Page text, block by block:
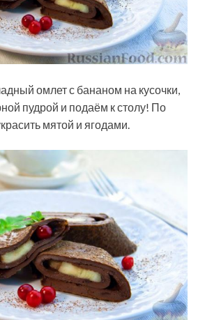
омлет с бананом на кусочки,
пудрой и подаём к столу! По
мятой и ягодами.